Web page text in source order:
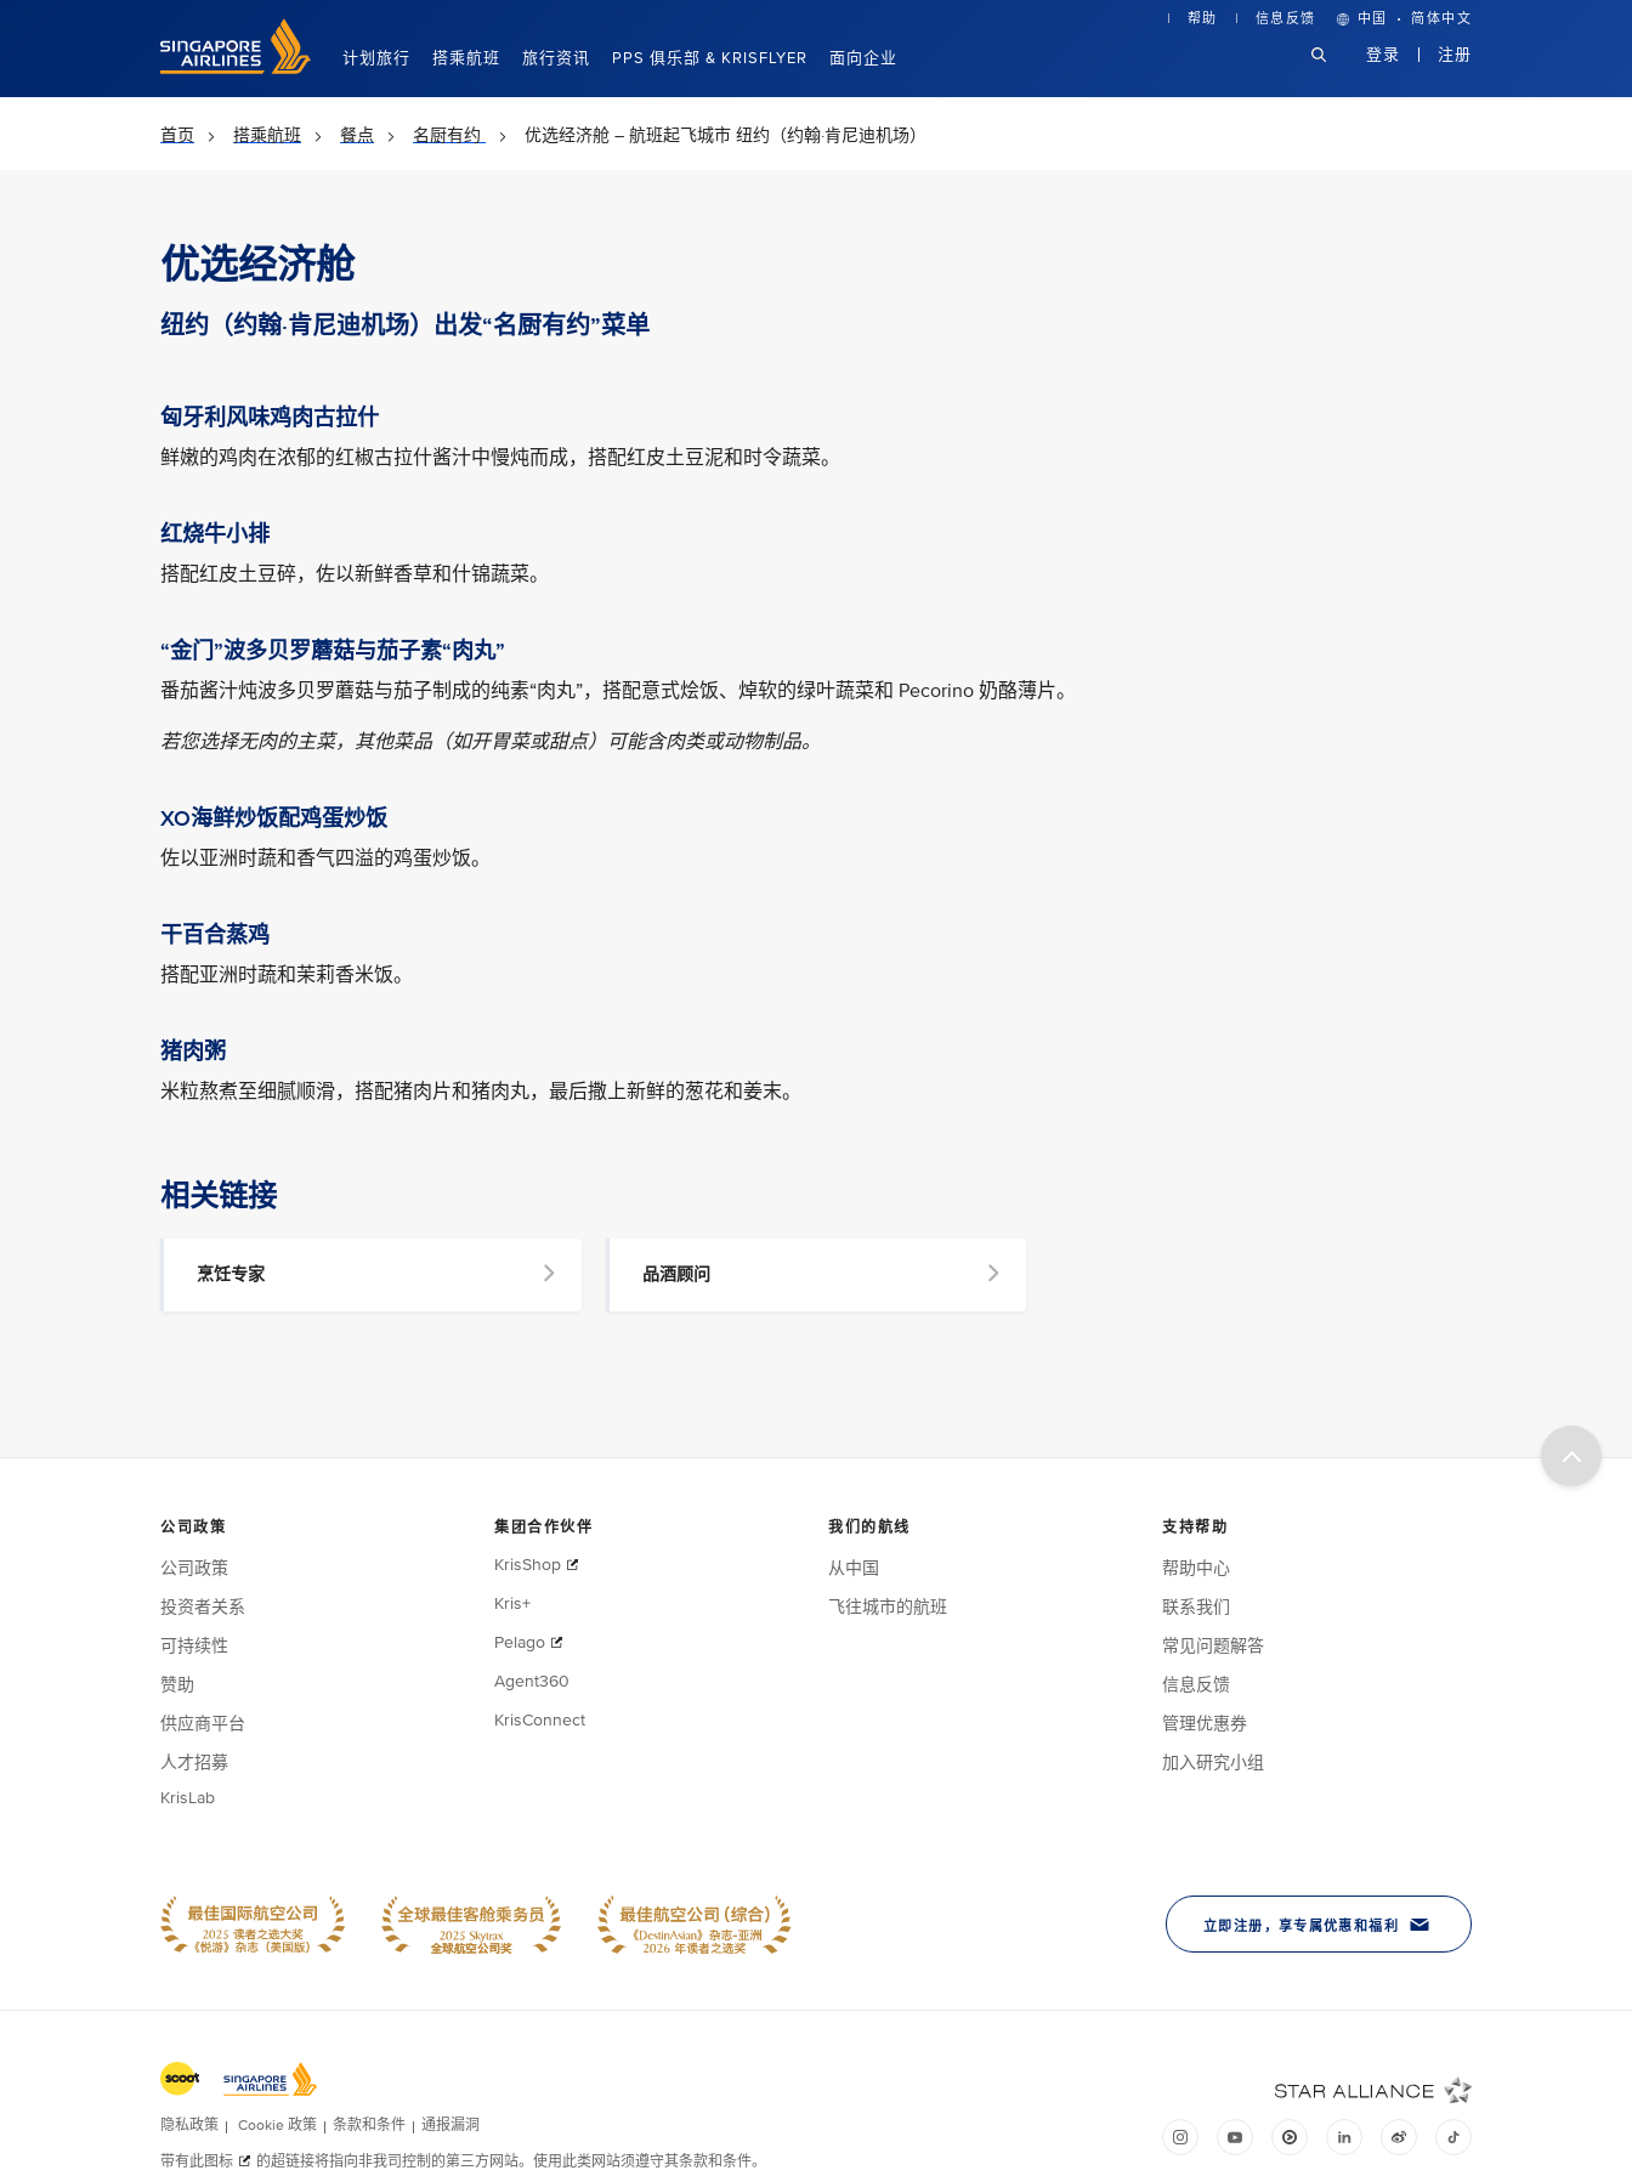
Singapore Airlines Home
计划旅行 搭乘航班 旅行资讯 PPS 俱乐部 & KRISFLYER 面向企业
帮助 信息反馈 中国 · 简体中文
登录 注册
首页 搭乘航班 餐点 名厨有约 优选经济舱 – 航班起飞城市 纽约（约翰·肯尼迪机场）
优选经济舱
纽约（约翰·肯尼迪机场）出发“名厨有约”菜单
匈牙利风味鸡肉古拉什
鲜嫩的鸡肉在浓郁的红椒古拉什酱汁中慢炖而成，搭配红皮土豆泥和时令蔬菜。
红烧牛小排
搭配红皮土豆碎，佐以新鲜香草和什锦蔬菜。
“金门”波多贝罗蘑菇与茄子素“肉丸”
番茄酱汁炖波多贝罗蘑菇与茄子制成的纯素“肉丸”，搭配意式烩饭、焯软的绿叶蔬菜和 Pecorino 奶酪薄片。
若您选择无肉的主菜，其他菜品（如开胃菜或甜点）可能含肉类或动物制品。
XO海鲜炒饭配鸡蛋炒饭
佐以亚洲时蔬和香气四溢的鸡蛋炒饭。
干百合蒸鸡
搭配亚洲时蔬和茉莉香米饭。
猪肉粥
米粒熬煮至细腻顺滑，搭配猪肉片和猪肉丸，最后撒上新鲜的葱花和姜末。
相关链接
烹饪专家 品酒顾问